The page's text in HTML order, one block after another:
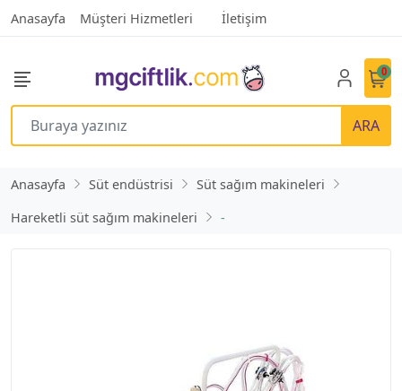
Anasayfa Müşteri Hizmetleri İletişim
ARA
0
Anasayfa Süt endüstrisi
Süt sağım makineleri
Hareketli süt sağım makineleri
-